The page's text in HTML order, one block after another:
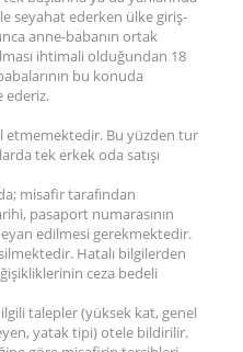
seyahat ederken ülke giriş-
anne-babanın ortak
ihtimali olduğundan 18
bu konuda
ederiz.
etmemektedir. Bu yüzden tur
tek erkek oda satışı
misafir tarafından
pasaport numarasının
edilmesi gerekmektedir.
Hatalı bilgilerden
ceza bedeli
talepler (yüksek kat, genel
yatak tipi) otele bildirilir.